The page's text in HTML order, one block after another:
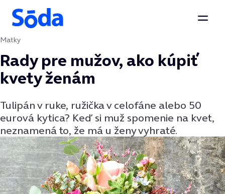
Preskočiť na obsah
Matky
Rady pre mužov, ako kúpiť
kvety ženám
Tulipán v ruke, ružička v celofáne alebo 50
eurová kytica? Keď si muž spomenie na kvet,
neznamená to, že má u ženy vyhraté.